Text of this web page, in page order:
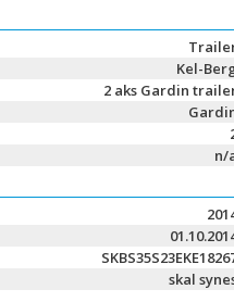
Kel-
2 aks Gardin
n/
skal